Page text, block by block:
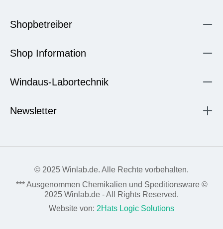
Shopbetreiber
Shop Information
Windaus-Labortechnik
Newsletter
© 2025 Winlab.de. Alle Rechte vorbehalten.
*** Ausgenommen Chemikalien und Speditionsware ©
2025 Winlab.de - All Rights Reserved.
Website von: 2Hats Logic Solutions